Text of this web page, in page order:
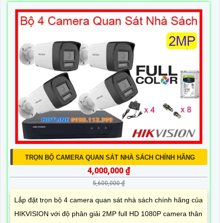
TRỌN BỘ CAMERA QUAN SÁT NHÀ SÁCH CHÍNH HÃNG
4,000,000 ₫
5,600,000 ₫
Lắp đặt trọn bộ 4 camera quan sát nhà sách chính hãng của
HIKVISION với độ phân giải 2MP full HD 1080P camera thân